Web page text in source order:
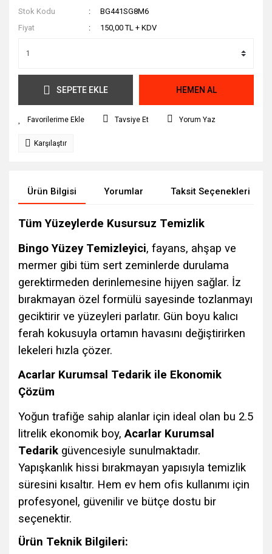
Stok Kodu
BG441SG8M6
Fiyat
150,00 TL + KDV
SEPETE EKLE HEMEN AL
Tavsiye Et Yorum Yaz
Karşılaştır
Ürün Bilgisi Yorumlar Taksit Seçenekleri
Tüm Yüzeylerde Kusursuz Temizlik
Bingo Yüzey Temizleyici, fayans, ahşap ve
mermer gibi tüm sert zeminlerde durulama
gerektirmeden derinlemesine hijyen sağlar. İz
bırakmayan özel formülü sayesinde tozlanmayı
geciktirir ve yüzeyleri parlatır. Gün boyu kalıcı
ferah kokusuyla ortamın havasını değiştirirken
lekeleri hızla çözer.
Acarlar Kurumsal Tedarik ile Ekonomik
Çözüm
Yoğun trafiğe sahip alanlar için ideal olan bu 2.5
litrelik ekonomik boy,Acarlar Kurumsal
Tedarik güvencesiyle sunulmaktadır.
Yapışkanlık hissi bırakmayan yapısıyla temizlik
süresini kısaltır. Hem ev hem ofis kullanımı için
profesyonel, güvenilir ve bütçe dostu bir
seçenektir.
Ürün Teknik Bilgileri: